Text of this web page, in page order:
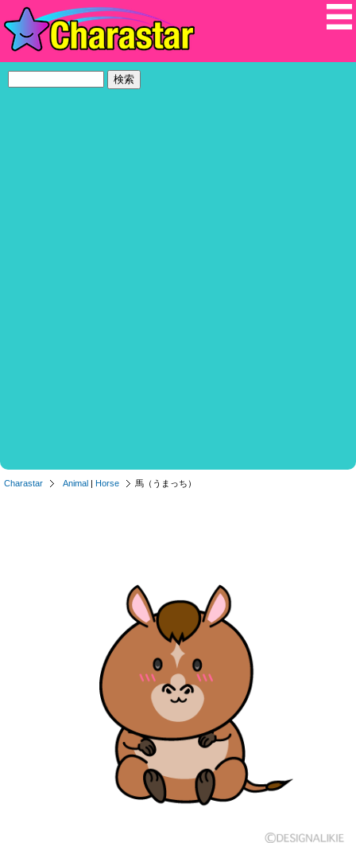
Charastar Animal | Horse 馬（うまっち）